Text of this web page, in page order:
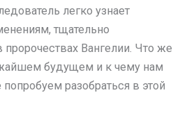
легко узнает
тщательно
Вангелии. Что же
будущем и к чему нам
попробуем разобраться в этой